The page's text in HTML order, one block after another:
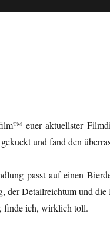
euer aktuellster
und fand den
passt auf einen
der Detailreichtum und
finde ich, wirklich toll.